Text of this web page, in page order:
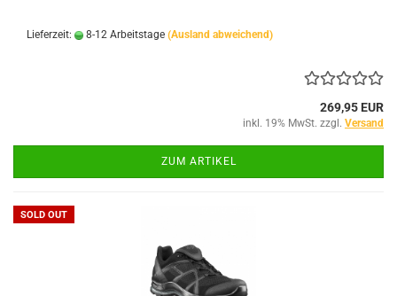
Lieferzeit: 8-12 Arbeitstage (Ausland abweichend)
269,95 EUR
inkl. 19% MwSt. zzgl. Versand
ZUM ARTIKEL
SOLD OUT